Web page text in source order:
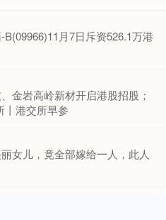
+47.56 +1.35%
月7日斥资526.1万港
金岩高岭新材开启港股招股；
丨港交所早参
女儿，竟全部嫁给一人，此人